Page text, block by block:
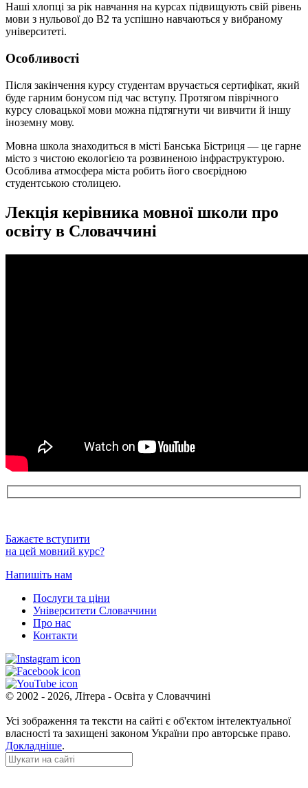
Наші хлопці за рік навчання на курсах підвищують свій рівень
мови з нульової до В2 та успішно навчаються у вибраному
університеті.
Особливості
Після закінчення курсу студентам вручається сертифікат, який
буде гарним бонусом під час вступу. Протягом піврічного
курсу словацької мови можна підтягнути чи вивчити й іншу
іноземну мову.
Мовна школа знаходиться в місті Банська Бістриця — це гарне
місто з чистою екологією та розвиненою інфраструктурою.
Особлива атмосфера міста робить його своєрідною
студентською столицею.
Лекція керівника мовної школи про
освіту в Словаччині
Бажаєте вступити
на цей мовний курс?
Напишіть нам
Послуги та ціни
Університети Словаччини
Про нас
Контакти
© 2002 - 2026, Літера - Освіта у Словаччині
Усі зображення та тексти на сайті є об'єктом інтелектуальної
власності та захищені законом України про авторське право.
Докладніше.